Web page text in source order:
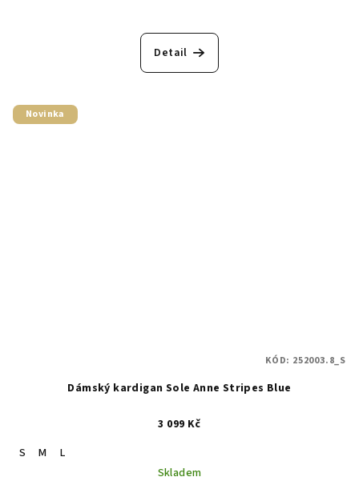
Detail
Novinka
Dámský kardigan Sole Anne Stripes Blue
3 099 Kč
S
M
L
Skladem
KÓD: 252003.8_S